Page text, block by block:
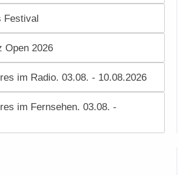
Festival
Open 2026
im Radio. 03.08. - 10.08.2026
im Fernsehen. 03.08. -